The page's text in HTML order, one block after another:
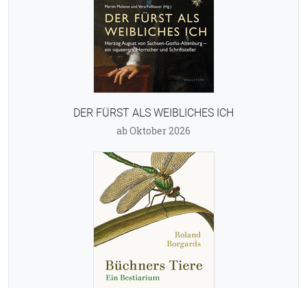
DER FÜRST ALS WEIBLICHES ICH
ab Oktober 2026